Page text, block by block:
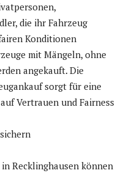
die ihr Fahrzeug
Konditionen
mit Mängeln, ohne
angekauft. Die
sorgt für eine
Vertrauen und Fairness
Recklinghausen können